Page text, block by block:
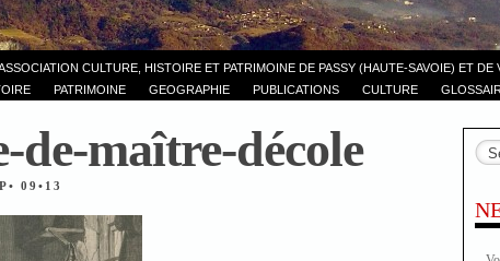
CULTURE, HISTOIRE ET PATRIMOINE DE PASSY (HAUTE-SAVOIE) ET DE
PATRIMOINE GEOGRAPHIE PUBLICATIONS CULTURE
de-maître-décole
09•13